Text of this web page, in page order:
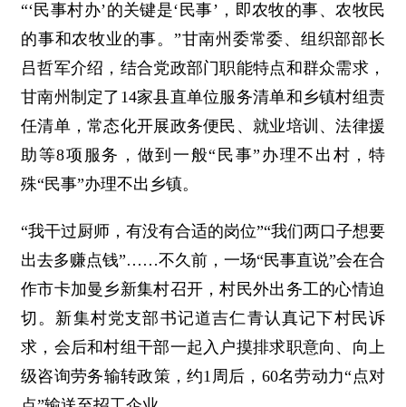
“‘民事村办’的关键是‘民事’，即农牧的事、农牧民
的事和农牧业的事。”甘南州委常委、组织部部长
吕哲军介绍，结合党政部门职能特点和群众需求，
甘南州制定了14家县直单位服务清单和乡镇村组责
任清单，常态化开展政务便民、就业培训、法律援
助等8项服务，做到一般“民事”办理不出村，特
殊“民事”办理不出乡镇。
“我干过厨师，有没有合适的岗位”“我们两口子想要
出去多赚点钱”……不久前，一场“民事直说”会在合
作市卡加曼乡新集村召开，村民外出务工的心情迫
切。新集村党支部书记道吉仁青认真记下村民诉
求，会后和村组干部一起入户摸排求职意向、向上
级咨询劳务输转政策，约1周后，60名劳动力“点对